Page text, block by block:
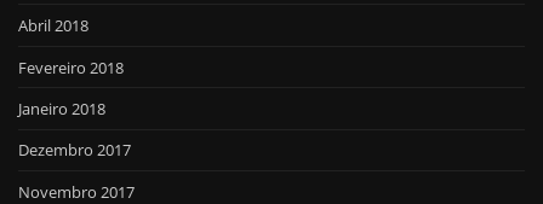
Abril 2018
Fevereiro 2018
Janeiro 2018
Dezembro 2017
Novembro 2017